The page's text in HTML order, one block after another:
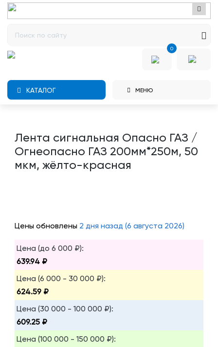
0
КАТАЛОГ МЕНЮ
Лента сигнальная Опасно ГАЗ /
Огнеопасно ГАЗ 200мм*250м, 50
мкм, жёлто-красная
Цены обновлены 2 дня назад (6 августа 2026)
Цена (до 6 000 ₽):
639.94 ₽
Цена (6 000 - 30 000 ₽):
624.59 ₽
Цена (30 000 - 100 000 ₽):
609.25 ₽
Цена (100 000 - 150 000 ₽):